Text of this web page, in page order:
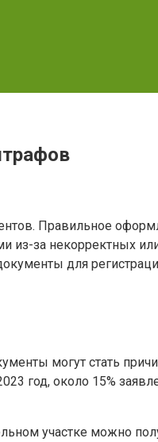
Правильное
из-за некорректных
для
могут стать
год, около 15%
участке можно